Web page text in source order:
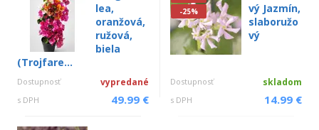
lea,
oranžová,
ružová,
biela
(Trojfare...
Dostupnosť vypredané
s DPH 49.99 €
-25%
vý Jazmín,
slaboružo
vý
Dostupnosť skladom
s DPH 14.99 €